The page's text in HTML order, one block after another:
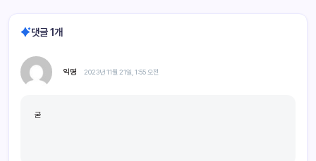
댓글 1개
익명 2023년 11월 21일, 1:55 오전
굳